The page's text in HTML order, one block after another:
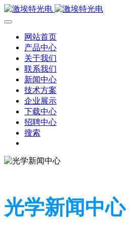
网站首页
产品中心
关于我们
联系我们
新闻中心
技术方案
企业展示
下载中心
招聘中心
搜索
光学新闻中心